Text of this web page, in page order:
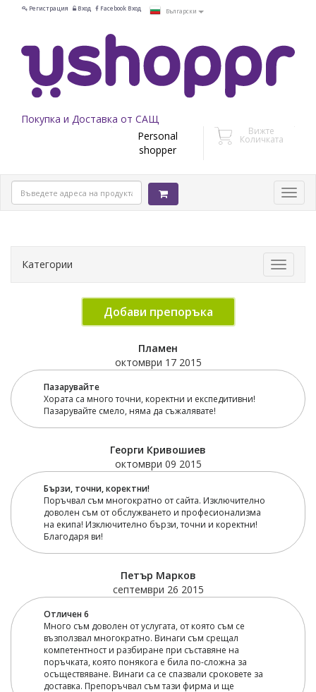
Регистрация Вход Facebook Вход Български
Покупка и Доставка от САЩ
Personal
shopper
Вижте
Количката
Toggle
Категории
Добави препоръка
Пламен
октомври 17 2015
Пазарувайте
Хората са много точни, коректни и експедитивни!
Пазарувайте смело, няма да съжалявате!
Георги Кривошиев
октомври 09 2015
Бързи, точни, коректни!
Поръчвал съм многократно от сайта. Изключително
доволен съм от обслужването и професионализма
на екипа! Изключително бързи, точни и коректни!
Благодаря ви!
Петър Марков
септември 26 2015
Отличен 6
Много съм доволен от услугата, от която съм се
възползвал многократно. Винаги съм срещал
компетентност и разбиране при съставяне на
поръчката, която понякога е била по-сложна за
осъществяване. Винаги са се спазвали сроковете за
доставка. Препоръчвал съм тази фирма и ще